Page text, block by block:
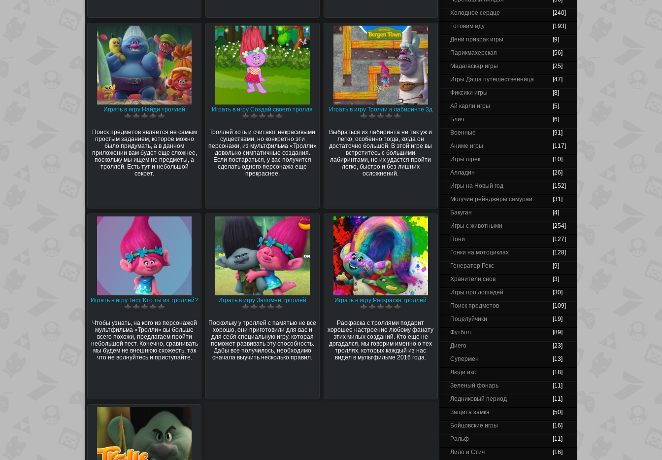
Играть в игру Найди троллей
Поиск предметов является не самым
простым заданием, которое можно
было придумать, а в данном
приложении вам будет еще сложнее,
поскольку мы ищем не предметы, а
троллей. Есть тут и небольшой
секрет.
Играть в игру Создай своего тролля
Троллей хоть и считают некрасивыми
существами, но конкретно эти
персонажи, из мультфильма «Тролли»
довольно симпатичные создания.
Если постараться, у вас получится
сделать одного персонажа еще
прекраснее.
Играть в игру Тролли в лабиринте 3д
Выбраться из лабиринта не так уж и
легко, особенно тогда, когда он
достаточно большой. В этой игре вы
встретитесь с большими
лабиринтами, но их удастся пройти
легко, быстро и без лишних
осложнений.
Играть в игру Тест Кто ты из троллей?
Чтобы узнать, на кого из персонажей
мультфильма «Тролли» вы больше
всего похожи, предлагаем пройти
небольшой тест. Конечно, сравнивать
мы будем не внешнюю схожесть, так
что не волнуйтесь и приступайте.
Играть в игру Запомни троллей
Поскольку у троллей с памятью не все
хорошо, они приготовили для вас и
для себя специальную игру, которая
поможет развивать эту способность.
Дабы все получилось, необходимо
сначала выучить несколько правил.
Играть в игру Раскраска троллей
Раскраска с троллями подарит
хорошее настроение любому фанату
этих милых созданий. Кто еще не
догадался, мы говорим именно о тех
троллях, которых каждый из нас
видел в мультфильме 2016 года.
Холодное сердце
[240]
Готовим еду
[193]
Дени призрак игры
[9]
Парикмахерская
[56]
Мадагаскар игры
[25]
Игры Даша путешественница
[47]
Фиксики игры
[8]
Ай карли игры
[5]
Блич
[6]
Военные
[91]
Аниме игры
[117]
Игры шрек
[10]
Алладин
[26]
Игры на Новый год
[152]
Могучие рейнджеры самураи
[31]
Бакуган
[4]
Игры с животными
[254]
Пони
[127]
Гонки на мотоциклах
[128]
Генератор Рекс
[9]
Хранители снов
[3]
Игры про лошадей
[30]
Поиск предметов
[109]
Поцелуйчики
[19]
Футбол
[89]
Диего
[23]
Супермен
[13]
Люди икс
[18]
Зеленый фонарь
[11]
Ледниковый период
[11]
Защита замка
[50]
Бойцовские игры
[16]
Ральф
[11]
Лило и Стич
[16]